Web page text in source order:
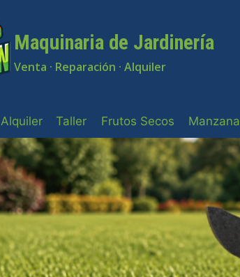
Maquinaria de Jardinería
Venta · Reparación · Alquiler
Alquiler Taller Frutos Secos Manzana